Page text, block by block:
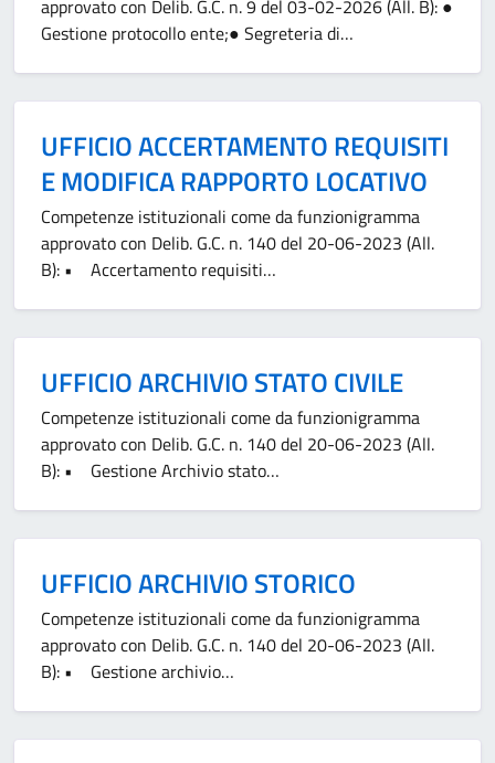
approvato con Delib. G.C. n. 9 del 03-02-2026 (All. B): ●
Gestione protocollo ente;● Segreteria di…
UFFICIO ACCERTAMENTO REQUISITI
E MODIFICA RAPPORTO LOCATIVO
Competenze istituzionali come da funzionigramma
approvato con Delib. G.C. n. 140 del 20-06-2023 (All.
B): • Accertamento requisiti…
UFFICIO ARCHIVIO STATO CIVILE
Competenze istituzionali come da funzionigramma
approvato con Delib. G.C. n. 140 del 20-06-2023 (All.
B): • Gestione Archivio stato…
UFFICIO ARCHIVIO STORICO
Competenze istituzionali come da funzionigramma
approvato con Delib. G.C. n. 140 del 20-06-2023 (All.
B): • Gestione archivio…